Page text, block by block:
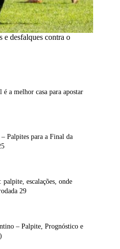
e desfalques contra o
a melhor casa para apostar
Palpites para a Final da
escalações, onde
29
– Palpite, Prognóstico e